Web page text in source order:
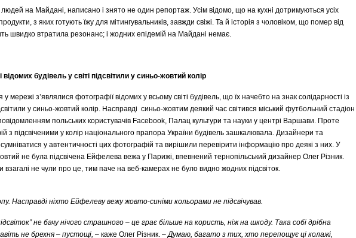
на Майдані, написано і знято не один репортаж. Усім відомо, що на кухні дотримуються усіх
продукти, з яких готують їжу для мітингувальників, завжди свіжі. Та й історія з чоловіком, що помер від
швидко втратила резонанс; і жодних епідемій на Майдані немає.
будівель у світі підсвітили у синьо-жовтий колір
мережі з’являлися фотографії відомих у всьому світі будівель, що їх начебто на знак солідарності із
у синьо-жовтий колір. Насправді синьо-жовтим деякий час світився міський футбольний стадіон
польських користувачів Facebook, Палац культури та науки у центрі Варшави. Проте
з підсвіченими у колір національного прапора України будівель зашкалювала. Дизайнери та
у автентичності цих фотографій та вирішили перевірити інформацію про деякі з них. У
не була підсвічена Ейфелева вежа у Парижі, впевнений тернопільський дизайнер Олег Різник.
не чули про це, тим паче на веб-камерах не було видно жодних підсвіток.
Насправді ніхто Ейфелеву вежу жовто-синіми кольорами не підсвічував.
не бачу нічого страшного – це грає більше на користь, ніж на шкоду. Така собі дрібна
не брехня – пустощі, – каже Олег Різник. –Думаю, багато з тих, хто перепощує ці колажі,